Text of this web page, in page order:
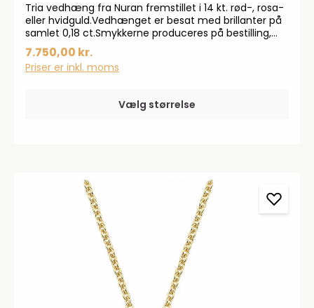
Tria vedhæng fra Nuran fremstillet i 14 kt. rød-, rosa-
eller hvidguld.Vedhænget er besat med brillanter på
samlet 0,18 ct.Smykkerne produceres på bestilling,
forvent derfor en leveringstid på op til 14 dageHar du
specielle ønsker, kontakt da gerne kundeservice på
info@bendixen-thisted.dk eller Tlf: 97 92 02 31Der
7.750,00 kr.
Priser er inkl. moms
Vælg størrelse